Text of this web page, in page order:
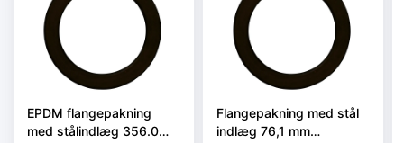
EPDM flangepakning
med stålindlæg 356.0
Flangepakning med stål
indlæg 76,1 mm